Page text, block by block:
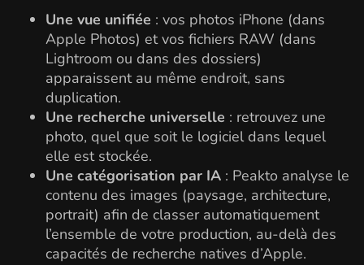
Une vue unifiée : vos photos iPhone (dans
Apple Photos) et vos fichiers RAW (dans
Lightroom ou dans des dossiers)
apparaissent au même endroit, sans
duplication.
Une recherche universelle : retrouvez une
photo, quel que soit le logiciel dans lequel
elle est stockée.
Une catégorisation par IA : Peakto analyse le
contenu des images (paysage, architecture,
portrait) afin de classer automatiquement
l’ensemble de votre production, au-delà des
capacités de recherche natives d’Apple.